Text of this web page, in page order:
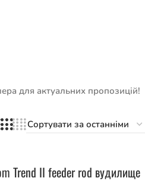
для актуальних пропозицій!
Trend II feeder rod вудилище